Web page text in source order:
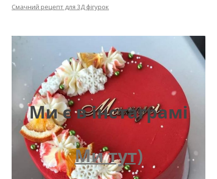
Смачний рецепт для 3Д фігурок
Ми є в інстаграмі
Ми тут)